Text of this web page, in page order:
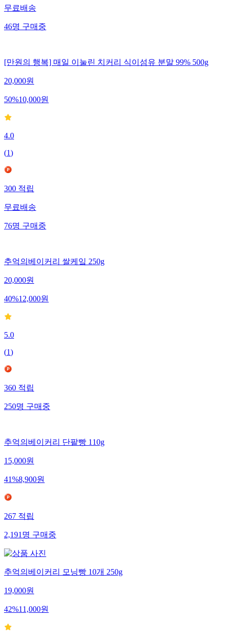
무료배송
46명 구매중
[만원의 행복] 매일 이눌린 치커리 식이섬유 분말 99% 500g
20,000원
50%10,000원
4.0
(1)
300적립
무료배송
76명구매중
추억의베이커리 쌀케잌 250g
20,000원
40%12,000원
5.0
(1)
360적립
250명구매중
추억의베이커리 단팥빵 110g
15,000원
41%8,900원
267적립
2,191명구매중
추억의베이커리 모닝빵 10개 250g
19,000원
42%11,000원